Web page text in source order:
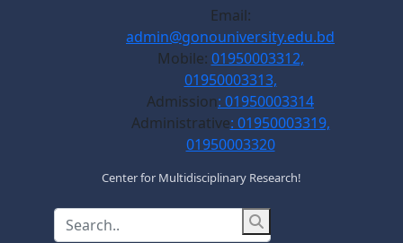
Email:
admin@gonouniversity.edu.bd
Mobile: 01950003312,
01950003313,
Admission: 01950003314
Administrative: 01950003319,
01950003320
Center for Multidisciplinary Research!